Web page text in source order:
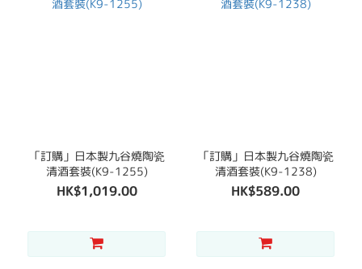
「訂購」日本製九谷燒陶瓷
清酒套裝(K9-1255)
HK$1,019.00
「訂購」日本製九谷燒陶瓷
清酒套裝(K9-1238)
HK$589.00